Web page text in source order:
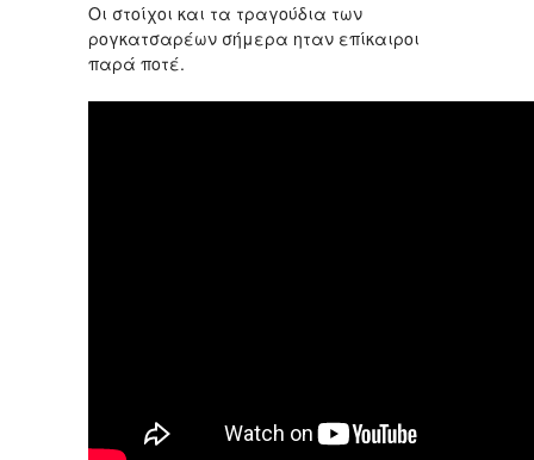
Οι στοίχοι και τα τραγούδια των
ρογκατσαρέων σήμερα ηταν επίκαιροι
παρά ποτέ.